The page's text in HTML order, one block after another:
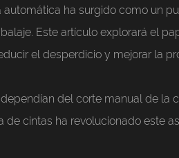
automática ha surgido como un
Este artículo explorará el
el desperdicio y mejorar la
del corte manual de la
cintas ha revolucionado este